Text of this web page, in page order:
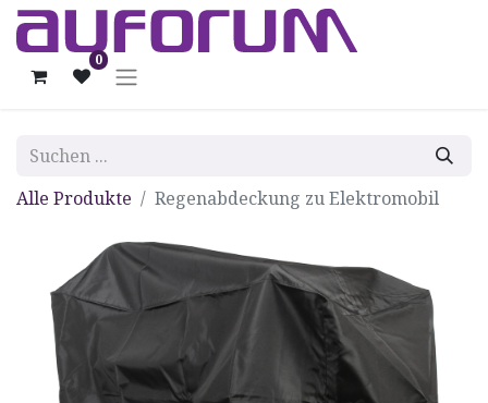
0
Alle Produkte Regenabdeckung zu Elektromobil